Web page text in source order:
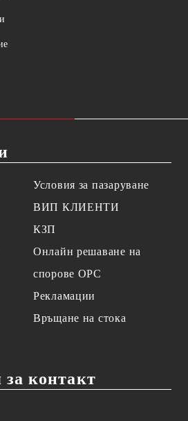
Условия за пазаруване
ВИП КЛИЕНТИ
КЗП
Онлайн решаване на
спорове OPC
Рекламации
Връщане на стока
контакт